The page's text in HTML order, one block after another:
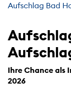
Aufschlag Bad
Ihre Chance als
2026